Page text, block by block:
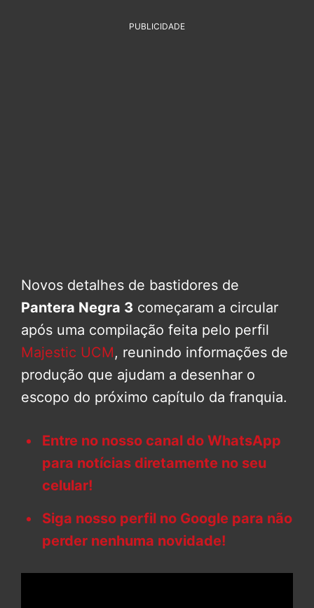
PUBLICIDADE
Novos detalhes de bastidores de
Pantera Negra 3 começaram a circular
após uma compilação feita pelo perfil
Majestic UCM, reunindo informações de
produção que ajudam a desenhar o
escopo do próximo capítulo da franquia.
Entre no nosso canal do WhatsApp
para notícias diretamente no seu
celular!
Siga nosso perfil no Google para não
perder nenhuma novidade!